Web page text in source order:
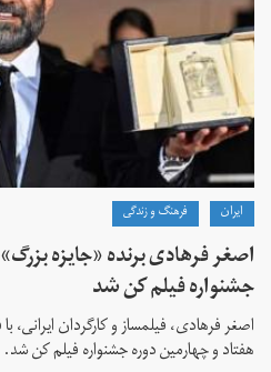
ايران فرهنگ و زندگی
اصغر فرهادی برنده «جایزه
جشنواره فیلم کن شد
اصغر فرهادی، فیلمساز و کارگردان ایرانی،
هفتاد و چهارمین دوره جشنواره فیلم کن